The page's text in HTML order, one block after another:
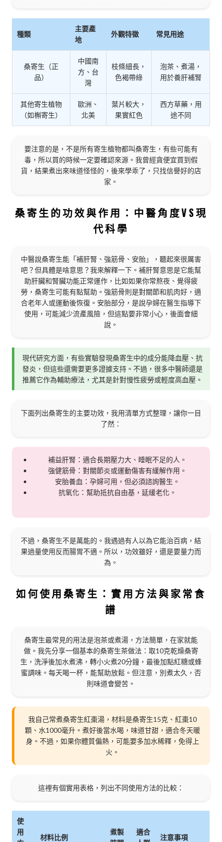
種類
主要產
地
外觀特徵 常見用途
桑寄生（正
品）
中國南
方、台
灣
枝條細長，
色褐帶綠
泡茶、煮湯，
用於養肝補腎
其他寄生植物
（如槲寄生）
歐洲、
北美
葉片較大，
果實紅色
西方草藥，用
途不同
要注意的是，不是所有寄生植物都叫桑寄生，有些可能有
毒，所以買的時候一定要確認來源。我曾經貪便宜買到假
貨，結果煮出來味道怪怪的，後來學乖了，只找信譽好的店
家。
桑寄生的功效與作用：中醫角度VS現
代科學
中醫說桑寄生能「補肝腎、強筋骨、安胎」，聽起來很厲害
吧？但具體是啥意思？我來解釋一下。補肝腎意思是它能幫
助肝臟和腎臟功能正常運作，比如如果你常熬夜、覺得疲
勞，桑寄生可能有點幫助。強筋骨則是對關節和肌肉好，適
合老年人或運動後恢復。安胎部分，是說孕婦在醫生指導下
使用，可能減少流產風險，但這點要非常小心，後面會細
說。
現代研究方面，有些實驗發現桑寄生中的成分能降血壓、抗
發炎，但這些還需要更多證據支持。不過，很多中醫師還是
推薦它作為輔助療法，尤其是針對慢性疲勞或輕度高血壓。
下面列出桑寄生的主要功效，我用清單方式整理，讓你一目
了然：
補益肝腎：適合長期壓力大、睡眠不足的人。
強健筋骨：對關節炎或運動傷害有緩解作用。
安胎養血：孕婦可用，但必須諮詢醫生。
抗氧化：幫助抵抗自由基，延緩老化。
不過，桑寄生不是萬能的。我遇過有人以為它能治百病，結
果過量使用反而腸胃不適。所以，功效雖好，還是要量力而
為。
如何使用桑寄生：實用方法與家常食
譜
桑寄生最常見的用法是泡茶或煮湯，方法簡單，在家就能
做。我先分享一個基本的桑寄生茶做法：取10克乾燥桑寄
生，洗淨後加水煮沸，轉小火煮20分鐘，最後加點紅糖或蜂
蜜調味。每天喝一杯，能幫助放鬆。但注意，別煮太久，否
則味道會變苦。
我自己常煮桑寄生紅棗湯，材料是桑寄生15克、紅棗10
顆、水1000毫升。煮好後當水喝，味道甘甜，適合冬天暖
身。不過，如果你體質偏熱，可能要多加水稀釋，免得上
火。
這裡有個實用表格，列出不同使用方法的比較：
使
用
材料比例
煮製
適合
注意事項